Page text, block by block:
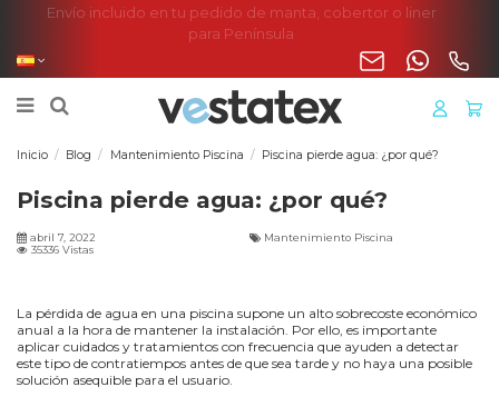
Envío incluido en tu pedido de manta, cobertor o liner
para Península
Inicio Blog Mantenimiento Piscina Piscina pierde agua: ¿por qué?
Piscina pierde agua: ¿por qué?
abril 7, 2022
Mantenimiento Piscina
35336 Vistas
La pérdida de agua en una piscina supone un alto sobrecoste económico
anual a la hora de mantener la instalación. Por ello, es importante
aplicar cuidados y tratamientos con frecuencia que ayuden a detectar
este tipo de contratiempos antes de que sea tarde y no haya una posible
solución asequible para el usuario.